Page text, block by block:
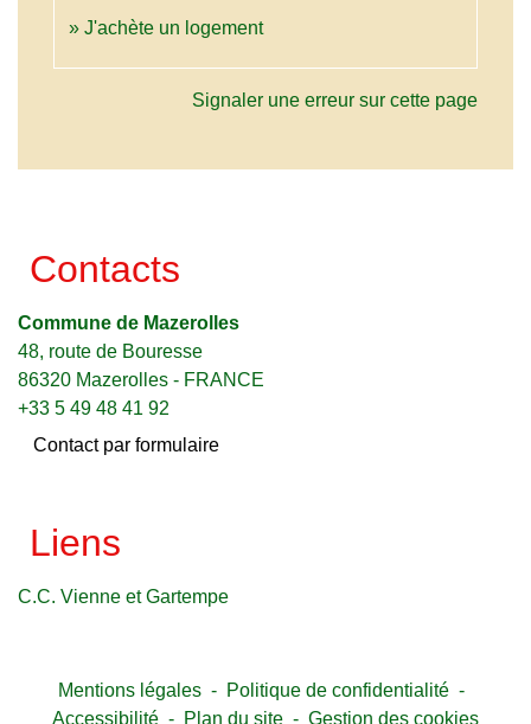
J'achète un logement
Signaler une erreur sur cette page
Contacts
Commune de Mazerolles
48, route de Bouresse
86320 Mazerolles - FRANCE
+33 5 49 48 41 92
Contact par formulaire
Liens
C.C. Vienne et Gartempe
Mentions légales - Politique de confidentialité -
Accessibilité - Plan du site - Gestion des cookies